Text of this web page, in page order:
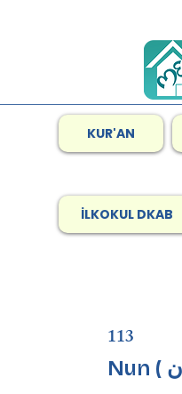
KUR'AN
İLKOKUL DKAB
113